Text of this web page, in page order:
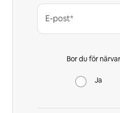
E-post*
Bor du för
Ja